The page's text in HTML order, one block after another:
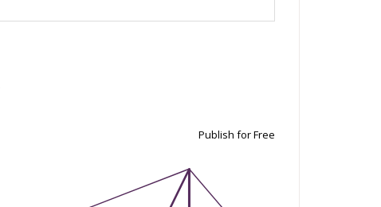
Publish for Free